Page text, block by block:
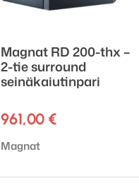
Magnat RD 200-thx –
2-tie surround
seinäkaiutinpari
961,00 €
Tuotemerkki:
Magnat